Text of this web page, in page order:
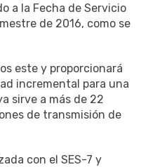
a la Fecha de Servicio
de 2016, como se
este y proporcionará
incremental para una
sirve a más de 22
de transmisión de
con el SES-7 y